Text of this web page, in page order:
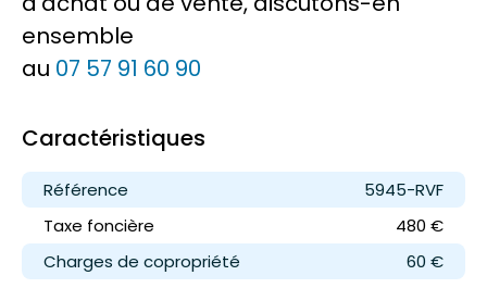
ensemble
au 07 57 91 60 90
Caractéristiques
Référence
5945-RVF
Taxe foncière
480 €
Charges de copropriété
60 €